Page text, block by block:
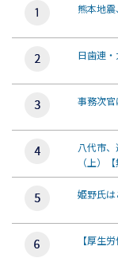
熊本地
日歯連
事務次
八代市
（上）【
姫野氏
【厚生